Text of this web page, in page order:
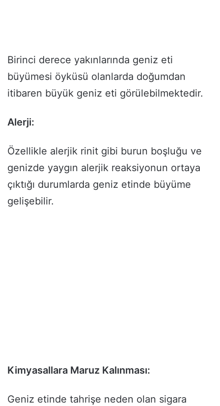
Birinci derece yakınlarında geniz eti
büyümesi öyküsü olanlarda doğumdan
itibaren büyük geniz eti görülebilmektedir.
Alerji:
Özellikle alerjik rinit gibi burun boşluğu ve
genizde yaygın alerjik reaksiyonun ortaya
çıktığı durumlarda geniz etinde büyüme
gelişebilir.
Kimyasallara Maruz Kalınması:
Geniz etinde tahrişe neden olan sigara